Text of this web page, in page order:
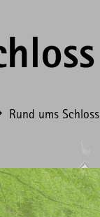
Rund ums Schloss